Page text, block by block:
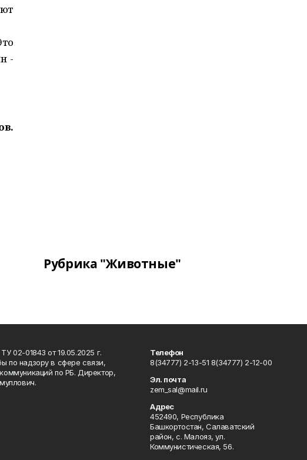
-
Рубрика "Животные"
02-01843 от 19.05.2025 г.
по надзору в сфере связи,
по РБ. Директор,
Телефон
8(34777) 2-13-51 8(34777) 2-12-00
Эл. почта
zem_sal@mail.ru
Адрес
452490, Республика
Башкортостан, Салаватский
район, с. Малояз, ул.
Коммунистическая, 56.